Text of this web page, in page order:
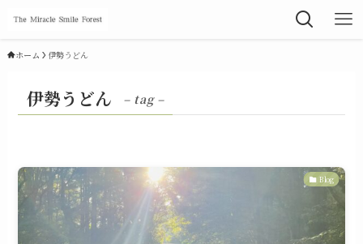
ホーム 伊勢うどん
伊勢うどん – tag –
Blog